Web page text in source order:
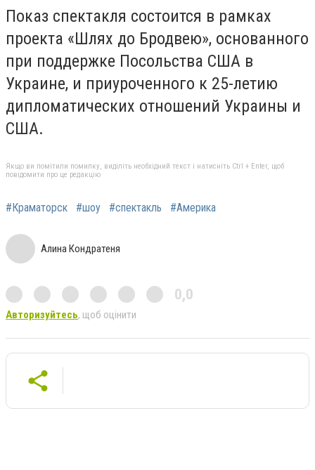
Показ спектакля состоится в рамках
проекта «Шлях до Бродвею», основанного
при поддержке Посольства США в
Украине, и приуроченного к 25-летию
дипломатических отношений Украины и
США.
Якщо ви помітили помилку, виділіть необхідний текст і натисніть Ctrl + Enter, щоб
повідомити про це редакцію
#Краматорск #шоу #спектакль #Америка
Алина Кондратеня
0,0
Авторизуйтесь, щоб оцінити